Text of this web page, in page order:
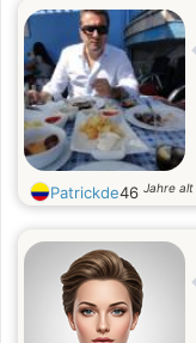
Patrickde46 Jahre alt